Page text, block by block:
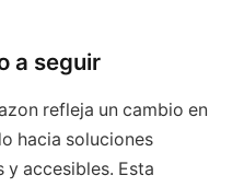
a seguir
refleja un cambio en
hacia soluciones
accesibles. Esta